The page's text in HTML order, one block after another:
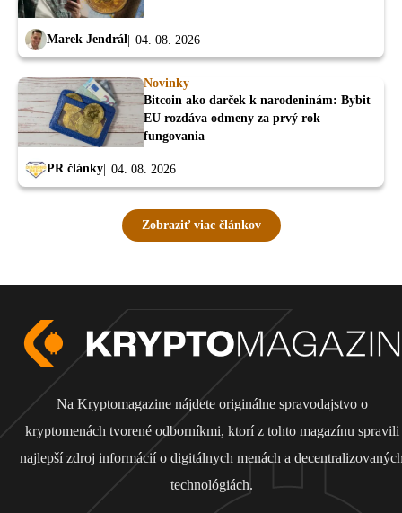
Marek Jendrál 04. 08. 2026
Novinky
Bitcoin ako darček k narodeninám: Bybit
EU rozdáva odmeny za prvý rok
fungovania
PR články 04. 08. 2026
Zobraziť viac článkov
Na Kryptomagazine nájdete originálne spravodajstvo o
kryptomenách tvorené odborníkmi, ktorí z tohto magazínu spravili
najlepší zdroj informácií o digitálnych menách a
technológiách.